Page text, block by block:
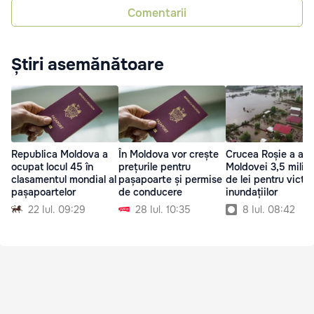
Comentarii
Știri asemănătoare
Republica Moldova a
ocupat locul 45 în
clasamentul mondial al
pașapoartelor
22 Iul. 09:29
În Moldova vor crește
prețurile pentru
pașapoarte și permise
de conducere
28 Iul. 10:35
Crucea Roșie a
Moldovei 3,5
de lei pentru
inundațiilor
8 Iul. 08:42